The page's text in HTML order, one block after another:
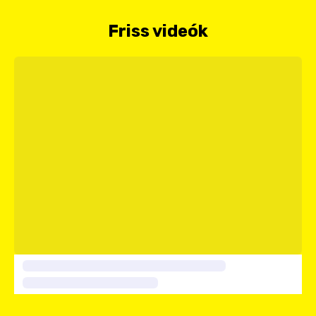
Friss videók